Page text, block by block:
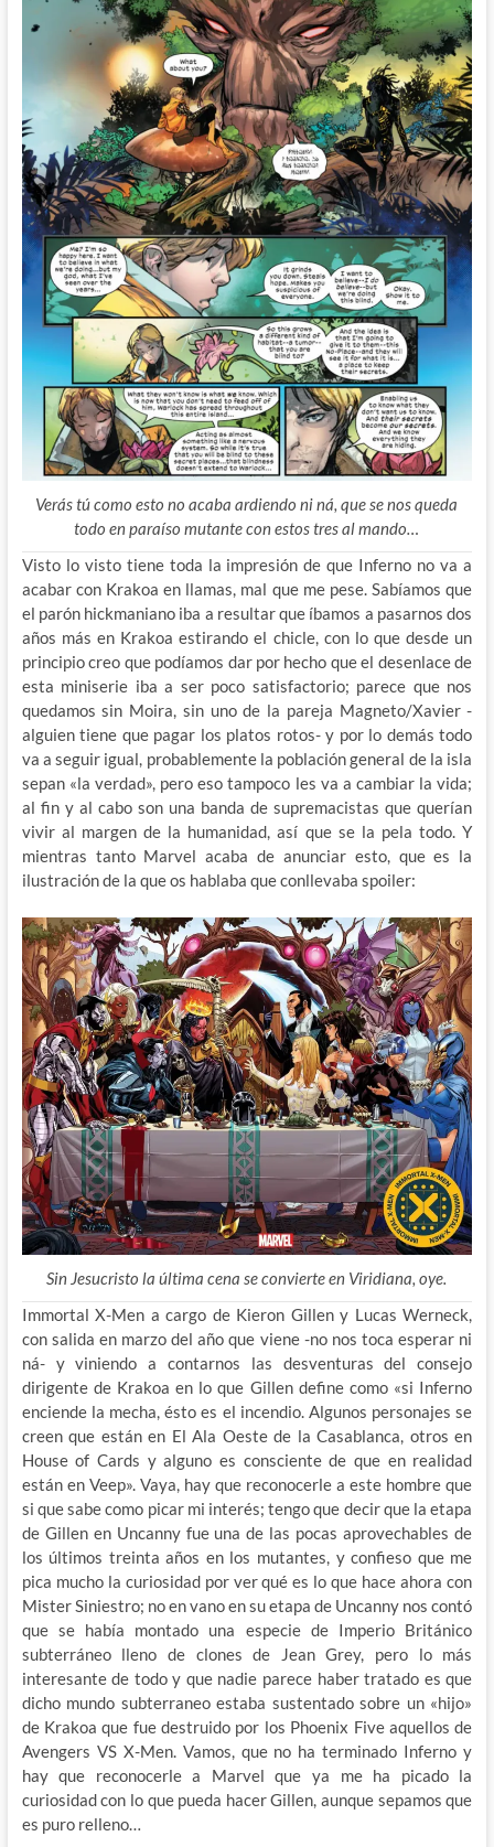
Verás tú como esto no acaba ardiendo ni ná, que se nos queda
todo en paraíso mutante con estos tres al mando…
Visto lo visto tiene toda la impresión de que Inferno no va a
acabar con Krakoa en llamas, mal que me pese. Sabíamos que
el parón hickmaniano iba a resultar que íbamos a pasarnos dos
años más en Krakoa estirando el chicle, con lo que desde un
principio creo que podíamos dar por hecho que el desenlace de
esta miniserie iba a ser poco satisfactorio; parece que nos
quedamos sin Moira, sin uno de la pareja Magneto/Xavier -
alguien tiene que pagar los platos rotos- y por lo demás todo
va a seguir igual, probablemente la población general de la isla
sepan «la verdad», pero eso tampoco les va a cambiar la vida;
al fin y al cabo son una banda de supremacistas que querían
vivir al margen de la humanidad, así que se la pela todo. Y
mientras tanto Marvel acaba de anunciar esto, que es la
ilustración de la que os hablaba que conllevaba spoiler:
Sin Jesucristo la última cena se convierte en Viridiana, oye.
Immortal X-Men a cargo de Kieron Gillen y Lucas Werneck,
con salida en marzo del año que viene -no nos toca esperar ni
ná- y viniendo a contarnos las desventuras del consejo
dirigente de Krakoa en lo que Gillen define como «si Inferno
enciende la mecha, ésto es el incendio. Algunos personajes se
creen que están en El Ala Oeste de la Casablanca, otros en
House of Cards y alguno es consciente de que en realidad
están en Veep». Vaya, hay que reconocerle a este hombre que
si que sabe como picar mi interés; tengo que decir que la etapa
de Gillen en Uncanny fue una de las pocas aprovechables de
los últimos treinta años en los mutantes, y confieso que me
pica mucho la curiosidad por ver qué es lo que hace ahora con
Mister Siniestro; no en vano en su etapa de Uncanny nos contó
que se había montado una especie de Imperio Británico
subterráneo lleno de clones de Jean Grey, pero lo más
interesante de todo y que nadie parece haber tratado es que
dicho mundo subterraneo estaba sustentado sobre un «hijo»
de Krakoa que fue destruido por los Phoenix Five aquellos de
Avengers VS X-Men. Vamos, que no ha terminado Inferno y
hay que reconocerle a Marvel que ya me ha picado la
curiosidad con lo que pueda hacer Gillen, aunque sepamos que
es puro relleno…